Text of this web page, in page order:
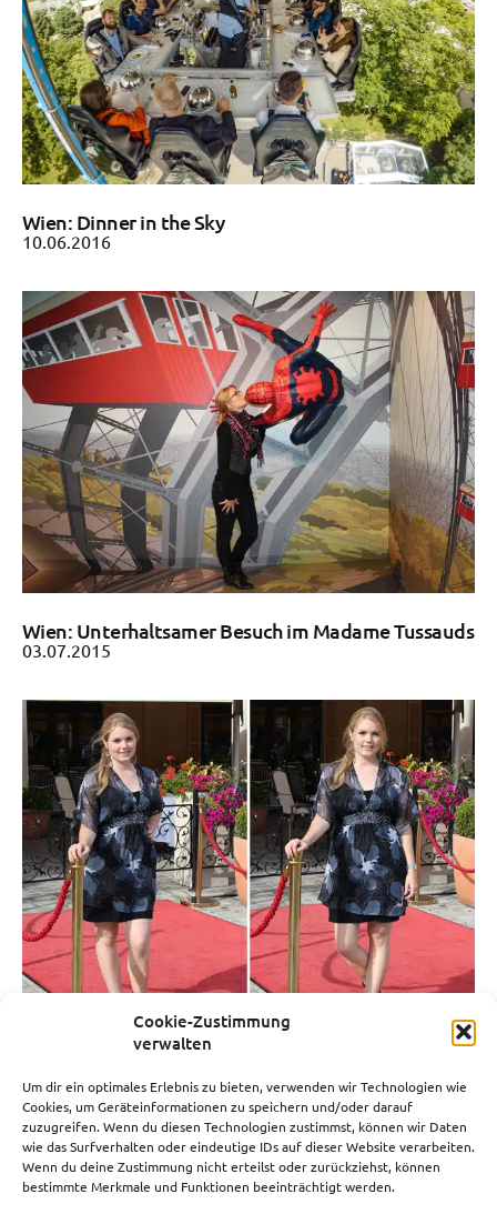
Cookie-Zustimmung
verwalten
Um dir ein optimales Erlebnis zu bieten, verwenden wir Technologien wie
Cookies, um Geräteinformationen zu speichern und/oder darauf
zuzugreifen. Wenn du diesen Technologien zustimmst, können wir Daten
wie das Surfverhalten oder eindeutige IDs auf dieser Website verarbeiten.
Wenn du deine Zustimmung nicht erteilst oder zurückziehst, können
bestimmte Merkmale und Funktionen beeinträchtigt werden.
Wien: Dinner in the Sky
10.06.2016
Wien: Unterhaltsamer Besuch im Madame Tussauds
03.07.2015
03.07.2015